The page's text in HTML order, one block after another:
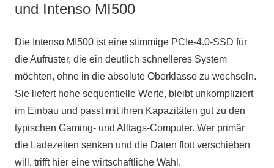
und Intenso MI500
Die Intenso MI500 ist eine stimmige PCIe-4.0-SSD für
die Aufrüster, die ein deutlich schnelleres System
möchten, ohne in die absolute Oberklasse zu wechseln.
Sie liefert hohe sequentielle Werte, bleibt unkompliziert
im Einbau und passt mit ihren Kapazitäten gut zu den
typischen Gaming- und Alltags-Computer. Wer primär
die Ladezeiten senken und die Daten flott verschieben
will, trifft hier eine wirtschaftliche Wahl.